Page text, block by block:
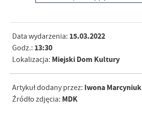
Data wydarzenia: 15.03.2022
Godz.: 13:30
Lokalizacja: Miejski Dom Kultury
Artykuł dodany przez: Iwona Marcyniuk
Źródło zdjęcia: MDK